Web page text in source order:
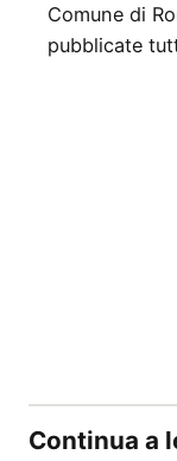
Comune di
pubblicate
Continua a